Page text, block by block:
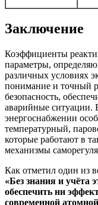
Заключение
Коэффициенты
параметры,
различных условиях
понимание и точный
безопасность,
аварийные ситуации.
энергоснабжении
температурный,
которые работают в
механизмы
Как отметил один из
«Без знания и учёта
обеспечить ни
современной